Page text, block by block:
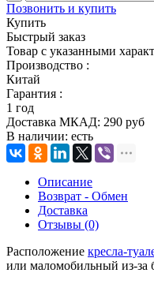
Позвонить и купить
Купить
Быстрый заказ
Товар с указанными
Производство :
Китай
Гарантия :
1 год
Доставка МКАД: 290 руб
В наличии: есть
Описание
Возврат - Обмен
Доставка
Отзывы (0)
Расположение кресла-
или маломобильный из-за